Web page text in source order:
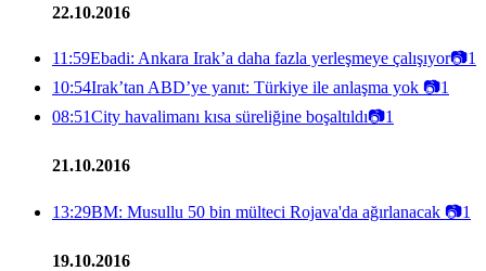
22.10.2016
11:59Ebadi: Ankara Irak’a daha fazla yerleşmeye çalışıyor📷1
10:54Irak’tan ABD’ye yanıt: Türkiye ile anlaşma yok 📷1
08:51City havalimanı kısa süreliğine boşaltıldı📷1
21.10.2016
13:29BM: Musullu 50 bin mülteci Rojava'da ağırlanacak 📷1
19.10.2016